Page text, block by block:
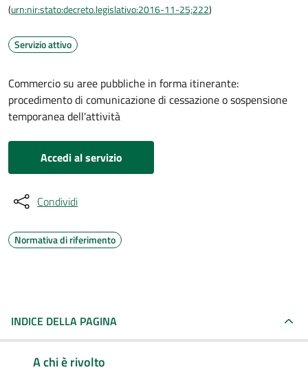
(urn:nir:stato:decreto.legislativo:2016-11-25;222)
Servizio attivo
Commercio su aree pubbliche in forma itinerante:
procedimento di comunicazione di cessazione o sospensione
temporanea dell'attività
Accedi al servizio
Condividi
Normativa di riferimento
INDICE DELLA PAGINA
A chi è rivolto